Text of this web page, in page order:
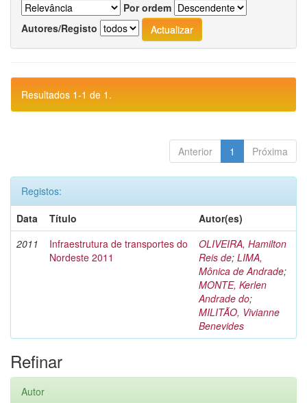
Por ordem
Autores/Registo
Resultados 1-1 de 1.
Anterior 1 Próxima
Registos:
Data
Título
Autor(es)
2011
Infraestrutura de transportes do
Nordeste 2011
OLIVEIRA, Hamilton
Reis de; LIMA,
Mônica de Andrade;
MONTE, Kerlen
Andrade do;
MILITÃO, Vivianne
Benevides
Refinar
Autor